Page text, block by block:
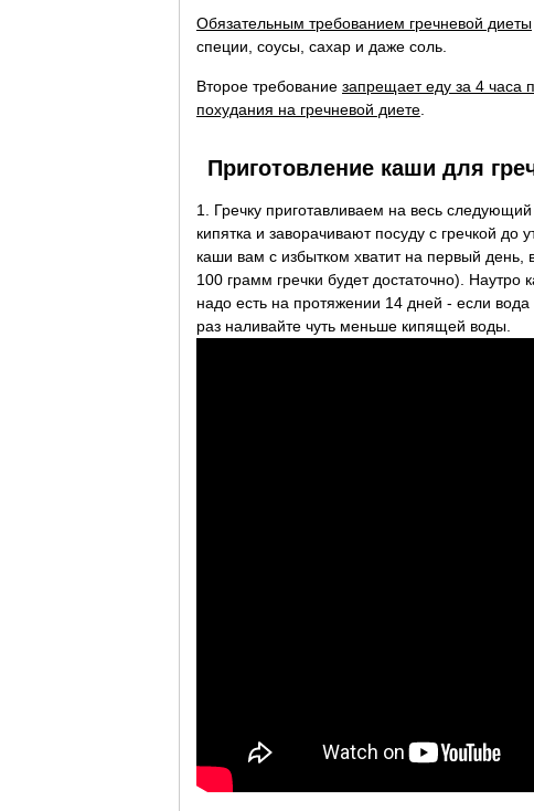
Обязательным требованием гречневой диеты
специи, соусы, сахар и даже соль.
Второе требование запрещает еду за 4 часа
похудания на гречневой диете
Приготовление каши для
1. Гречку приготавливаем на весь
кипятка и заворачивают посуду с гречкой до
каши вам с избытком хватит на первый
100 грамм гречки будет достаточно).
надо есть на протяжении 14 дней - если
раз наливайте чуть меньше кипящей воды.